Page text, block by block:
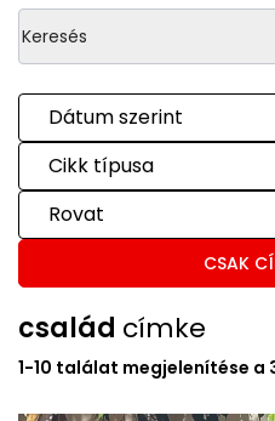
Dátum szerint
Cikk típusa
Rovat
CSAK
család címke
1-10 találat megjelenítése a